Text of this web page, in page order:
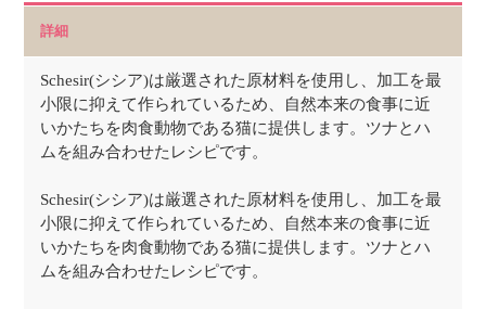
詳細
Schesir(シシア)は厳選された原材料を使用し、加工を最
小限に抑えて作られているため、自然本来の食事に近
いかたちを肉食動物である猫に提供します。ツナとハ
ムを組み合わせたレシピです。
Schesir(シシア)は厳選された原材料を使用し、加工を最
小限に抑えて作られているため、自然本来の食事に近
いかたちを肉食動物である猫に提供します。ツナとハ
ムを組み合わせたレシピです。